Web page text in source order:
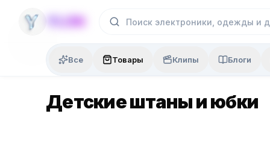
YLON
Все Товары Клипы Блоги
Детские штаны и юбки